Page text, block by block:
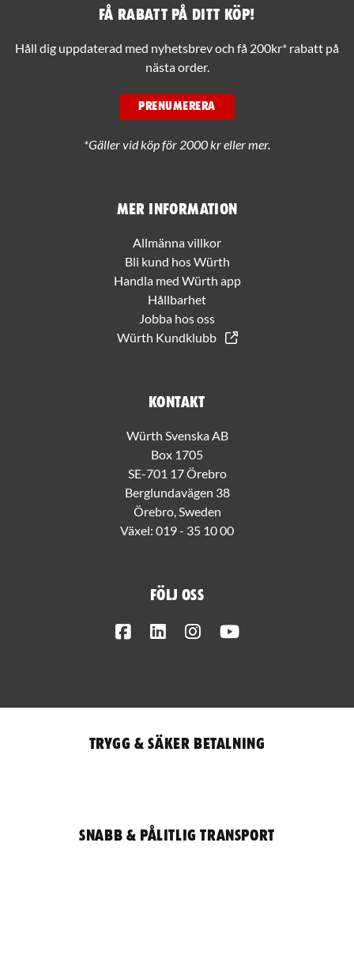
Mer information
Allmänna villkor
Bli kund hos Würth
Handla med Würth app
Hållbarhet
Jobba hos oss
Würth Kundklubb
Kontakt
Würth Svenska AB
Box 1705
SE-701 17 Örebro
Berglundavägen 38
Örebro, Sweden
Växel: 019 - 35 10 00
Följ oss
FacebookLinkedInInstagram
Få rabatt på ditt köp!
Håll dig uppdaterad med nyhetsbrev och få 200kr* rabatt på
nästa order.
PRENUMERERA
*Gäller vid köp för 2000 kr eller mer.
Trygg & säker betalning
Snabb & pålitlig transport